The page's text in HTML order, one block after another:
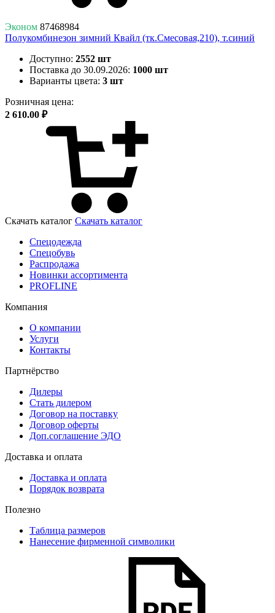
Эконом 87468984
Полукомбинезон зимний Квайл (тк.Смесовая,210), т.синий
Доступно: 2552 шт
Поставка до 30.09.2026: 1000 шт
Варианты цвета: 3 шт
Розничная цена:
2 610.00 ₽
Скачать каталог Скачать каталог
Спецодежда
Спецобувь
Распродажа
Новинки ассортимента
PROFLINE
Компания
О компании
Услуги
Контакты
Партнёрство
Дилеры
Стать дилером
Договор на поставку
Договор оферты
Доп.соглашение ЭДО
Доставка и оплата
Доставка и оплата
Порядок возврата
Полезно
Таблица размеров
Нанесение фирменной символики